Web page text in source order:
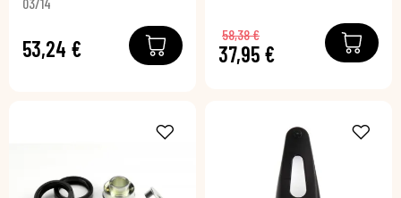
53,24 € 37,95 €
58,38 €